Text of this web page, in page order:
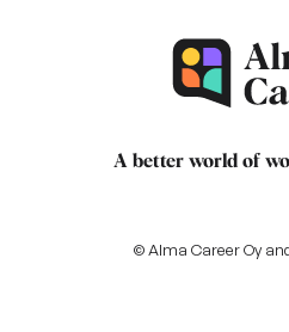
A better world of
© Alma Career Oy